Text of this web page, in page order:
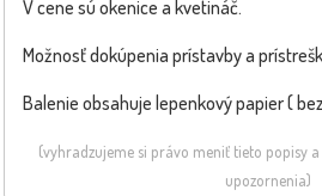
V cene sú okenice a kvetináč.
Možnosť dokúpenia prístavby a
Balenie obsahuje lepenkový papier (
(vyhradzujeme si právo meniť tieto popisy
upozornenia)